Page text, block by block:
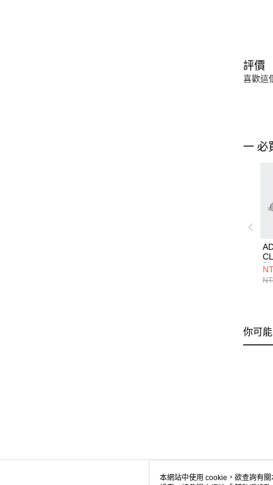
評價
喜歡這
一 必
你可
本網站中使用 cookie，欲查詢有